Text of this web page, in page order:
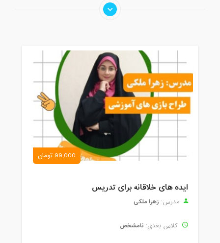
99,000 تومان
ایده های خلاقانه برای تدریس
مدرس: زهرا ملکی
کلاس بعدی: نامشخص